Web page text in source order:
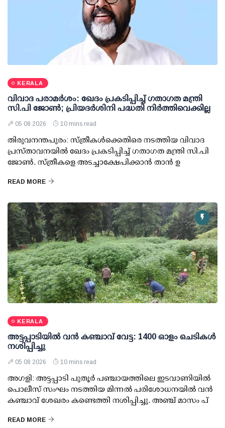
KERALA
വിവാദ പരാമര്‍ശം: ഖേദം പ്രകടിപ്പിച്ച് ഗതാഗത മന്ത്രി
സി.പി ജോണ്‍; പ്രിയദര്‍ശിനി പദ്ധതി നിര്‍ത്തിവെക്കില്ല
05 08 2026 10 mins read
തിരുവനന്തപുരം: സ്ത്രീകള്‍ക്കെതിരെ നടത്തിയ വിവാദ
പ്രസ്താവനയില്‍ ഖേദം പ്രകടിപ്പിച്ച് ഗതാഗത മന്ത്രി സി.പി
ജോണ്‍. സ്ത്രീകളെ അടച്ചാക്ഷേപിക്കാന്‍ താന്‍ ഉ
READ MORE
KERALA
അട്ടപ്പാടിയില്‍ വന്‍ കഞ്ചാവ് വേട്ട: 1400 ഓളം ചെടികള്‍
നശിപ്പിച്ചു
05 08 2026 10 mins read
അഗളി: അട്ടപ്പാടി പുതൂര്‍ പഞ്ചായത്തിലെ ഇടവാണിയില്‍
പൊലീസ് സംഘം നടത്തിയ മിന്നല്‍ പരിശോധനയില്‍ വന്‍
കഞ്ചാവ് ശേഖരം കണ്ടെത്തി നശിപ്പിച്ചു. അഞ്ച് മാസം പ്
READ MORE